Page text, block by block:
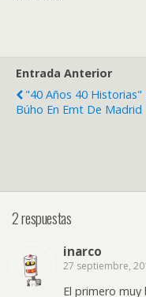
Entrada Anterior
"40 Años 40 Historias"
Búho En Emt De Madrid
2 respuestas
inarco
27 septiembre,
El primero muy